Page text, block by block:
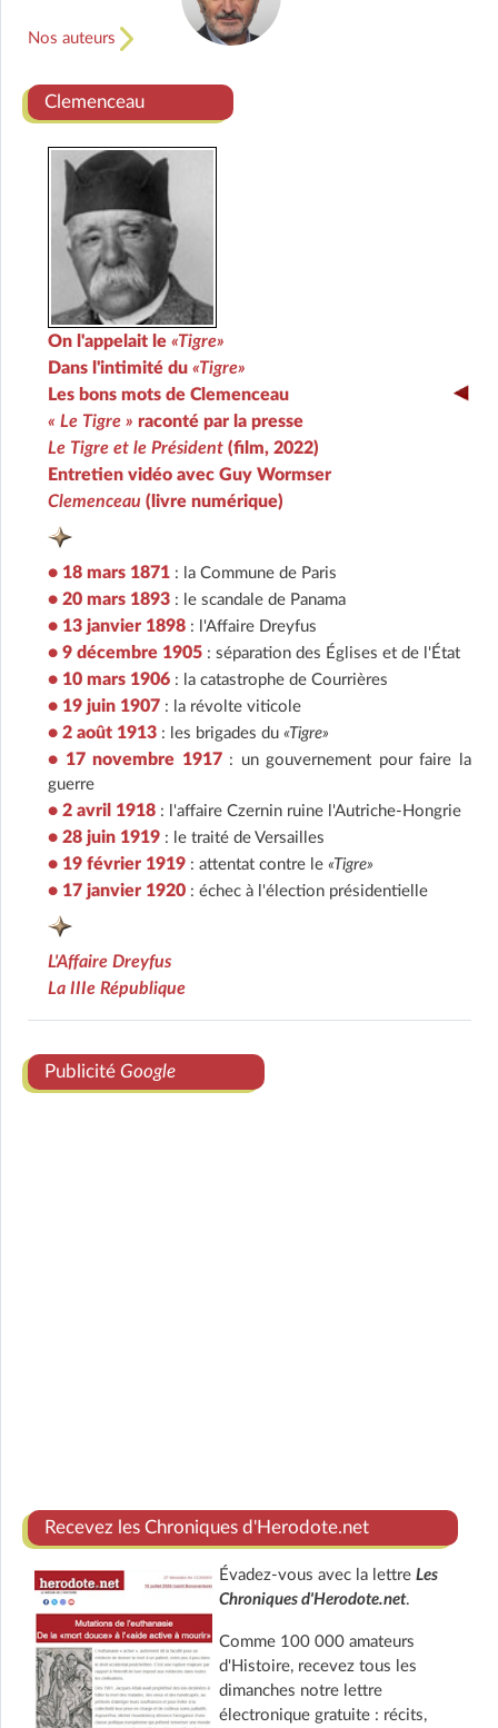
Nos auteurs
Clemenceau
On l'appelait le «Tigre»
Dans l'intimité du «Tigre»
Les bons mots de Clemenceau
« Le Tigre » raconté par la presse
Le Tigre et le Président (film, 2022)
Entretien vidéo avec Guy Wormser
Clemenceau (livre numérique)
• 18 mars 1871 : la Commune de Paris
• 20 mars 1893 : le scandale de Panama
• 13 janvier 1898 : l'Affaire Dreyfus
• 9 décembre 1905 : séparation des Églises et de l'État
• 10 mars 1906 : la catastrophe de Courrières
• 19 juin 1907 : la révolte viticole
• 2 août 1913 : les brigades du «Tigre»
• 17 novembre 1917: un gouvernement pour faire la
guerre
• 2 avril 1918 : l'affaire Czernin ruine l'Autriche-Hongrie
• 28 juin 1919 : le traité de Versailles
• 19 février 1919 : attentat contre le «Tigre»
• 17 janvier 1920 : échec à l'élection présidentielle
L'Affaire Dreyfus
La IIIe République
Publicité Google
Recevez les Chroniques d'Herodote.net
Évadez-vous avec la lettre Les
Chroniques d'Herodote.net.
Comme 100 000 amateurs
d'Histoire, recevez tous les
dimanches notre lettre
électronique gratuite : récits,